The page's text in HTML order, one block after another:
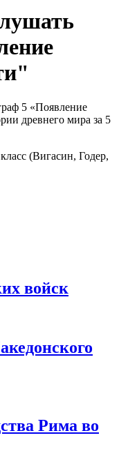
5 «Появление
древнего мира за 5
(Вигасин, Годер,
войск
Рима во